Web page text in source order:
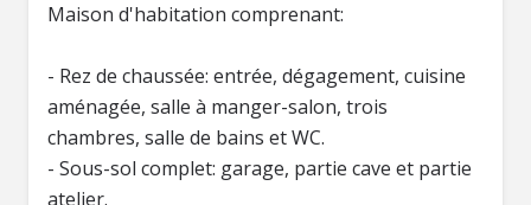
Maison d'habitation comprenant:
- Rez de chaussée: entrée, dégagement, cuisine
aménagée, salle à manger-salon, trois
chambres, salle de bains et WC.
- Sous-sol complet: garage, partie cave et partie
atelier.